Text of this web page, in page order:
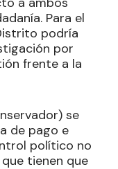
Para el
podría
por
frente a la
se
de pago e
político no
tienen que